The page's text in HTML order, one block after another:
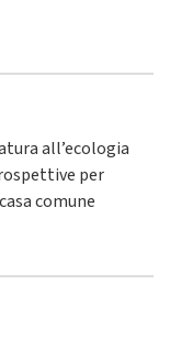
all’ecologia
per
comune